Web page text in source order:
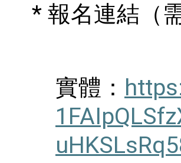
* 報名連結（
實體：